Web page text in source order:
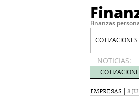
Finanzas
NOTICIAS:
EMPRESAS | 8